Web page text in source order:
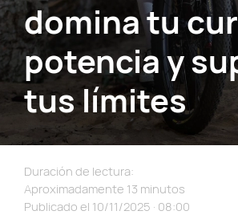
Duración de lectura:
Aproximadamente 13 minutos
Publicado el 10/11/2025 · 08:00
domina tu
potencia y
tus límites